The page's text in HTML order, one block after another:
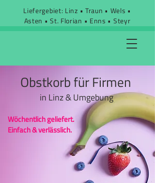
Liefergebiet: Linz • Traun • Wels •
Asten • St. Florian • Enns • Steyr
Obstkorb für Firmen
in Linz & Umgebung
Wöchentlich geliefert.
Einfach & verlässlich.